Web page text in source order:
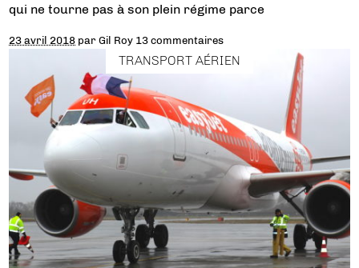
qui ne tourne pas à son plein régime parce
23 avril 2018 parGil Roy 13 commentaires
TRANSPORT AÉRIEN